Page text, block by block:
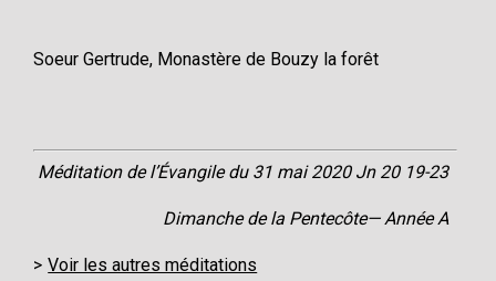
Soeur Gertrude, Monastère de Bouzy la forêt
Méditation de l’Évangile du 31 mai 2020 Jn 20 19-23
Dimanche de la Pentecôte— Année A
Voir les autres méditations